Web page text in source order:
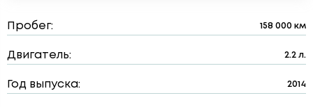
Пробег: 158 000 км
Двигатель: 2.2 л.
Год выпуска: 2014